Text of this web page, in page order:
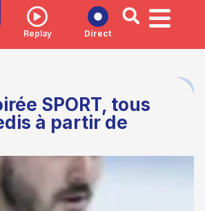
Replay Direct
SPORT, tous
à partir de